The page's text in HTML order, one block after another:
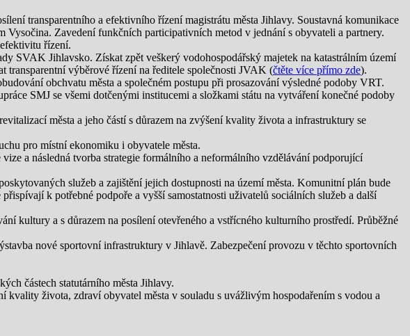
transparentního a efektivního řízení magistrátu města Jihlavy. Soustavná komunikace
Zavedení funkčních participativních metod v jednání s obyvateli a partnery.
řízení.
SVAK Jihlavsko. Získat zpět veškerý vodohospodářský majetek na katastrálním území
transparentní výběrové řízení na ředitele společnosti JVAK (čtěte více přímo zde).
obchvatu města a společném postupu při prosazování výsledné podoby VRT.
SMJ se všemi dotčenými institucemi a složkami státu na vytváření konečné podoby
města a jeho částí s důrazem na zvýšení kvality života a infrastruktury se
pro místní ekonomiku i obyvatele města.
a následná tvorba strategie formálního a neformálního vzdělávání podporující
služeb a zajištění jejich dostupnosti na území města. Komunitní plán bude
k potřebné podpoře a vyšší samostatnosti uživatelů sociálních služeb a další
kultury a s důrazem na posílení otevřeného a vstřícného kulturního prostředí. Průběžné
nové sportovní infrastruktury v Jihlavě. Zabezpečení provozu v těchto sportovních
částech statutárního města Jihlavy.
života, zdraví obyvatel města v souladu s uvážlivým hospodařením s vodou a